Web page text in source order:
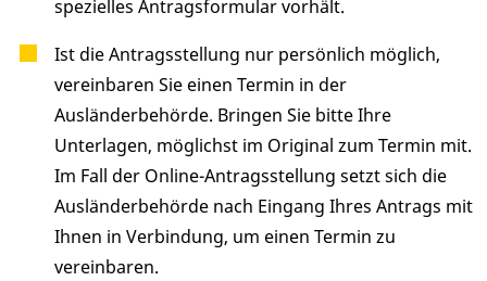
spezielles Antragsformular vorhält.
Ist die Antragsstellung nur persönlich möglich,
vereinbaren Sie einen Termin in der
Ausländerbehörde. Bringen Sie bitte Ihre
Unterlagen, möglichst im Original zum Termin mit.
Im Fall der Online-Antragsstellung setzt sich die
Ausländerbehörde nach Eingang Ihres Antrags mit
Ihnen in Verbindung, um einen Termin zu
vereinbaren.